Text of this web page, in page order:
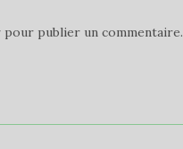
pour publier un commentaire.